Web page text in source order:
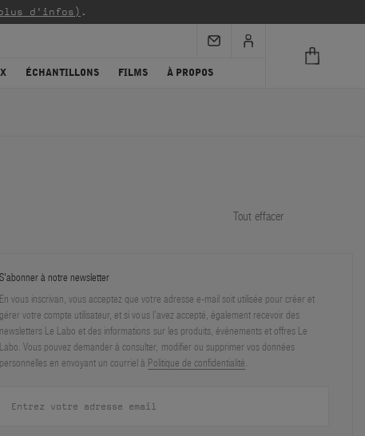
d'infos) .
ÉCHANTILLONS FILMS À PROPOS
Tout effacer
S'abonner à notre newsletter
En vous inscrivan, vous acceptez que votre adresse e-mail soit utilisée pour créer et
gérer votre compte utilisateur, et si vous l’avez accepté, également recevoir des
newsletters Le Labo et des informations sur les produits, événements et offres Le
Labo. Vous pouvez demander à consulter, modifier ou supprimer vos données
personnelles en envoyant un courriel à Politique de confidentialité